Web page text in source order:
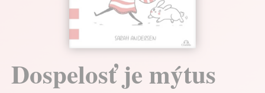
Dospelosť je mýtus